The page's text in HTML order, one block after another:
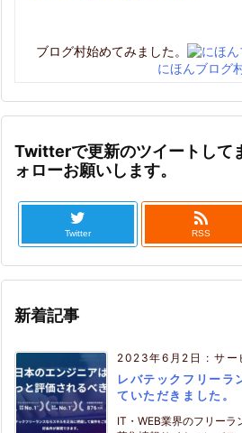
ブログ村始めてみました。
にほんブログ
Twitterで更新のツイートして
ォローお願いします。
Twitter

RSS
新着記事
2023年6月2日 :サー
レバテックフリーラ
ていただきました。
IT・WEB業界のフリー